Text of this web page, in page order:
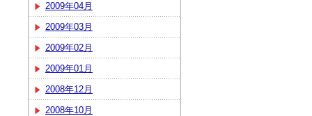
2009年04月
2009年03月
2009年02月
2009年01月
2008年12月
2008年10月